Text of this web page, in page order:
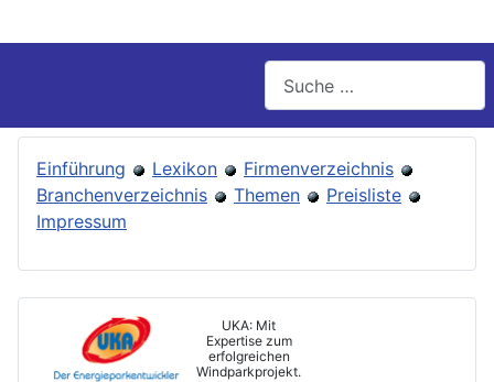
Einführung Lexikon
Firmenverzeichnis
Branchenverzeichnis
Themen
Preisliste
Impressum
UKA: Mit
Expertise zum
erfolgreichen
Windparkprojekt.